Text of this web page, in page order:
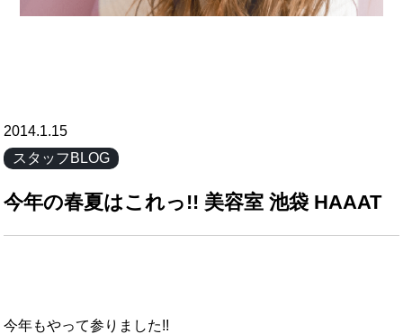
2014.1.15
スタッフBLOG
今年の春夏はこれっ!! 美容室 池袋 HAAAT
今年もやって参りました!!